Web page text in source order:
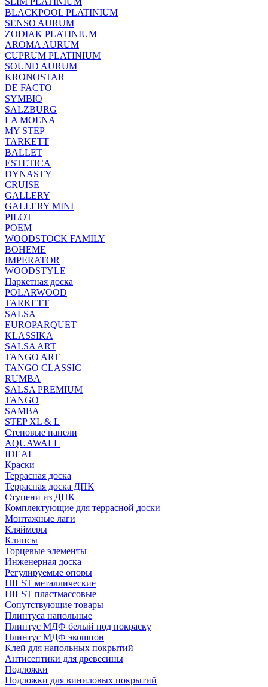
BLACKPOOL PLATINIUM
SENSO AURUM
ZODIAK PLATINIUM
AROMA AURUM
CUPRUM PLATINIUM
SOUND AURUM
KRONOSTAR
DE FACTO
SYMBIO
SALZBURG
LA MOENA
MY STEP
TARKETT
BALLET
ESTETICA
DYNASTY
CRUISE
GALLERY
GALLERY MINI
PILOT
POEM
WOODSTOCK FAMILY
BOHEME
IMPERATOR
WOODSTYLE
Паркетная доска
POLARWOOD
TARKETT
SALSA
EUROPARQUET
KLASSIKA
SALSA ART
TANGO ART
TANGO CLASSIC
RUMBA
SALSA PREMIUM
TANGO
SAMBA
STEP XL & L
Стеновые панели
AQUAWALL
IDEAL
Краски
Террасная доска
Террасная доска ДПК
Ступени из ДПК
Комплектующие для террасной доски
Монтажные лаги
Кляймеры
Клипсы
Торцевые элементы
Инженерная доска
Регулируемые опоры
HILST металлические
HILST пластмассовые
Сопутствующие товары
Плинтуса напольные
Плинтус МДФ белый под покраску
Плинтус МДФ экошпон
Клей для напольных покрытий
Антисептики для древесины
Подложки
Подложки для виниловых покрытий